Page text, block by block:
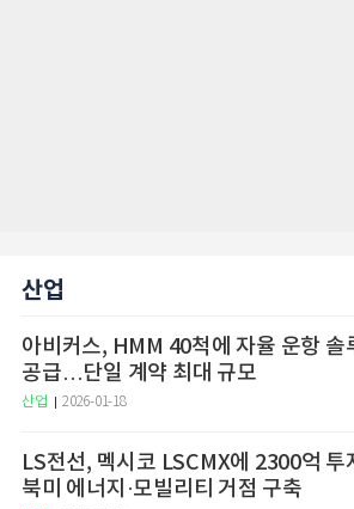
산업
아비커스, HMM 40척에 자율 운항 솔
공급…단일 계약 최대 규모
산업 2026-01-18
LS전선, 멕시코 LSCMX에 2300억 투
북미 에너지·모빌리티 거점 구축